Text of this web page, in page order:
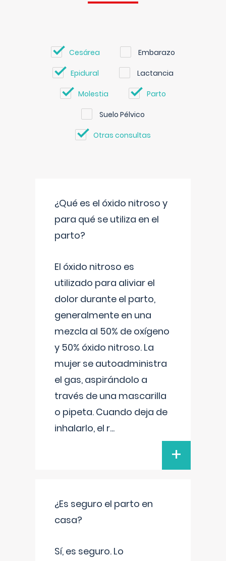
Cesárea Embarazo
Epidural Lactancia
Molestia Parto
Suelo Pélvico
Otras consultas
¿Qué es el óxido nitroso y
para qué se utiliza en el
parto?
El óxido nitroso es
utilizado para aliviar el
dolor durante el parto,
generalmente en una
mezcla al 50% de oxígeno
y 50% óxido nitroso. La
mujer se autoadministra
el gas, aspirándolo a
través de una mascarilla
o pipeta. Cuando deja de
inhalarlo, el r...
+
¿Es seguro el parto en
casa?
Sí, es seguro. Lo